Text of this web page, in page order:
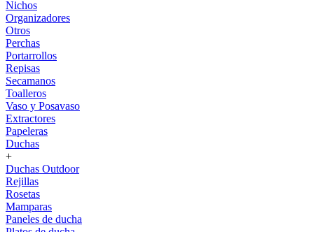
Nichos
Organizadores
Otros
Perchas
Portarrollos
Repisas
Secamanos
Toalleros
Vaso y Posavaso
Extractores
Papeleras
Duchas
+
Duchas Outdoor
Rejillas
Rosetas
Mamparas
Paneles de ducha